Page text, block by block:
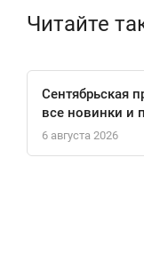
Читайте
Сентябрьская
все новинки и
6 августа 2026